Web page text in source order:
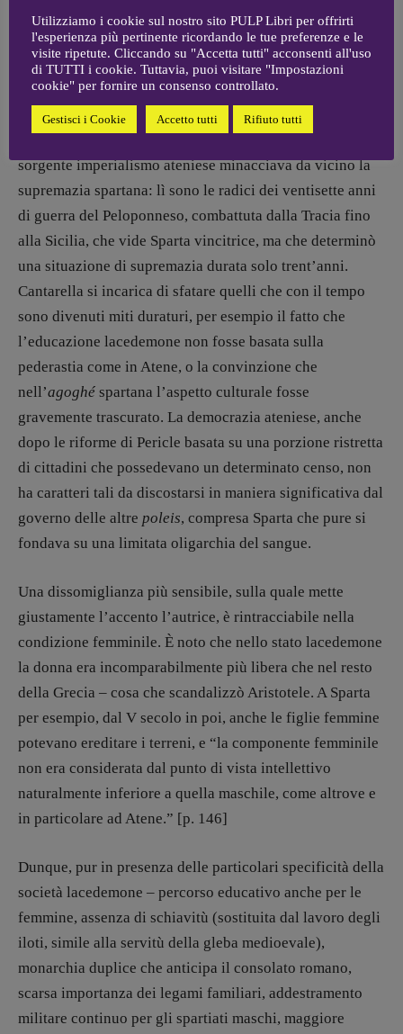
strette alleate durante le guerre persiane: le rispettive
falangi vinsero a Platea combattendo fianco a fianco,
così come le due flotte congiunte (insieme a quelle delle
altrepoleis) distrussero a Micale quella del Gran Re.
sorgente imperialismo ateniese minacciava da vicino la
supremazia spartana: lì sono le radici dei ventisette anni
di guerra del Peloponneso, combattuta dalla Tracia fino
alla Sicilia, che vide Sparta vincitrice, ma che determinò
una situazione di supremazia durata solo trent’anni.
Cantarella si incarica di sfatare quelli che con il tempo
sono divenuti miti duraturi, per esempio il fatto che
l’educazione lacedemone non fosse basata sulla
pederastia come in Atene, o la convinzione che
nell’agoghé spartana l’aspetto culturale fosse
gravemente trascurato. La democrazia ateniese, anche
dopo le riforme di Pericle basata su una porzione ristretta
di cittadini che possedevano un determinato censo, non
ha caratteri tali da discostarsi in maniera significativa dal
governo delle altre poleis, compresa Sparta che pure si
fondava su una limitata oligarchia del sangue.
Una dissomiglianza più sensibile, sulla quale mette
giustamente l’accento l’autrice, è rintracciabile nella
condizione femminile. È noto che nello stato lacedemone
la donna era incomparabilmente più libera che nel resto
della Grecia – cosa che scandalizzò Aristotele. A Sparta
per esempio, dal V secolo in poi, anche le figlie femmine
potevano ereditare i terreni, e “la componente femminile
non era considerata dal punto di vista intellettivo
naturalmente inferiore a quella maschile, come altrove e
in particolare ad Atene.” [p. 146]
Dunque, pur in presenza delle particolari specificità della
società lacedemone – percorso educativo anche per le
femmine, assenza di schiavitù (sostituita dal lavoro degli
iloti, simile alla servitù della gleba medioevale),
monarchia duplice che anticipa il consolato romano,
scarsa importanza dei legami familiari, addestramento
militare continuo per gli spartiati maschi, maggiore
Utilizziamo i cookie sul nostro sito PULP Libri per offrirti
l'esperienza più pertinente ricordando le tue preferenze e le
visite ripetute. Cliccando su "Accetta tutti" acconsenti all'uso
di TUTTI i cookie. Tuttavia, puoi visitare "Impostazioni
cookie" per fornire un consenso controllato.
Gestisci i Cookie Accetto tutti Rifiuto tutti